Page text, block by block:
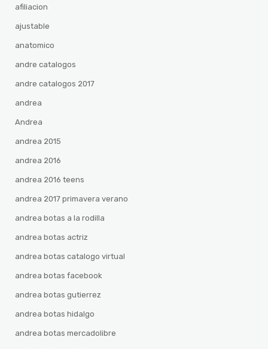
afiliacion
ajustable
anatomico
andre catalogos
andre catalogos 2017
andrea
Andrea
andrea 2015
andrea 2016
andrea 2016 teens
andrea 2017 primavera verano
andrea botas a la rodilla
andrea botas actriz
andrea botas catalogo virtual
andrea botas facebook
andrea botas gutierrez
andrea botas hidalgo
andrea botas mercadolibre